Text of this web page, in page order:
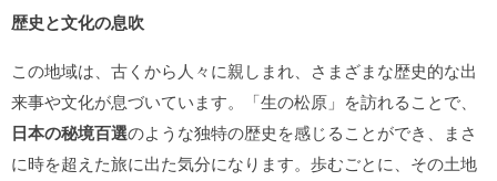
歴史と文化の息吹
この地域は、古くから人々に親しまれ、さまざまな歴史的な出
来事や文化が息づいています。「生の松原」を訪れることで、
日本の秘境百選のような独特の歴史を感じることができ、まさ
に時を超えた旅に出た気分になります。歩むごとに、その土地